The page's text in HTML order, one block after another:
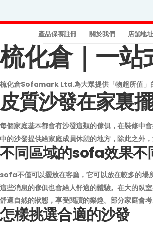
產品保養註冊 關於我們 店舖地址
梳化倉｜一
梳化倉Sofamark Ltd.為大眾提供「物超所值」
皮質沙發在家裏
每個家庭基本都會有沙發這類的傢俱，在裝修中
中的沙發提供給家庭成員休憩的地方，除此之外
不同區域的sofa效果不
sofa不僅可以擺放在客廳，它可以放在較多的場
這些消息的傢俱也會給人舒適的體驗。在大的臥
舒適自然的狀態，享受閱讀的樂趣。部分家庭會
怎樣挑選合適的沙發